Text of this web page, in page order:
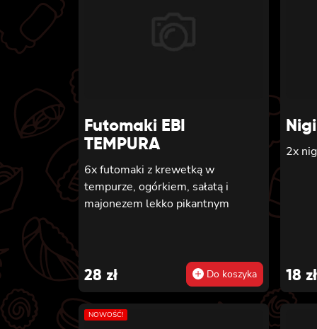
Futomaki EBI
TEMPURA
6x futomaki z krewetką w
tempurze, ogórkiem, sałatą i
majonezem lekko pikantnym
28 zł Do koszyka
2x
18 zł
NOWOŚĆ!